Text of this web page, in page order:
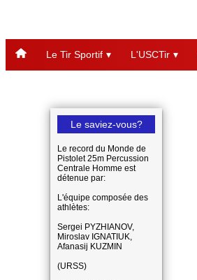
Le Tir Sportif L'USCTir
Le saviez-vous?
Le record du Monde de
Pistolet 25m Percussion
Centrale Homme est
détenue par:
L'équipe composée des
athlètes:
Sergei PYZHIANOV,
Miroslav IGNATIUK,
Afanasij KUZMIN
(URSS)